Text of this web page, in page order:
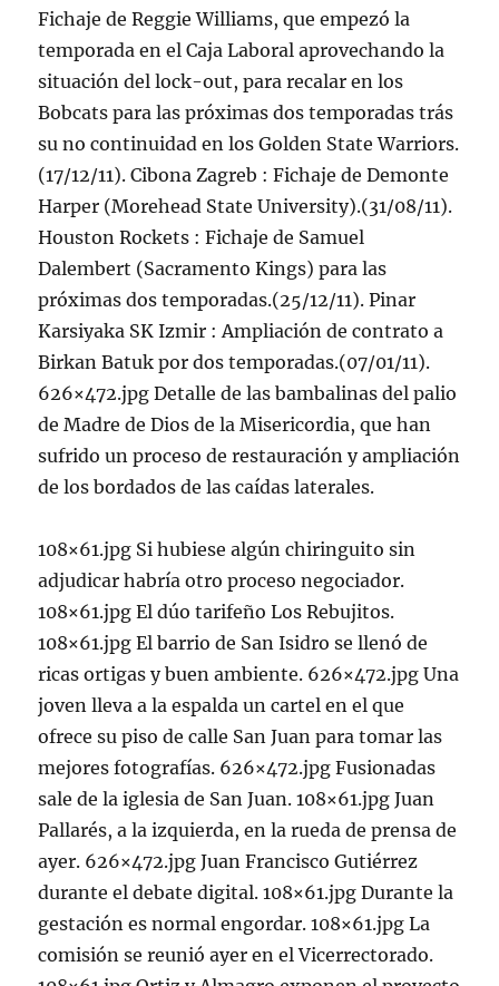
Fichaje de Reggie Williams, que empezó la
temporada en el Caja Laboral aprovechando la
situación del lock-out, para recalar en los
Bobcats para las próximas dos temporadas trás
su no continuidad en los Golden State Warriors.
(17/12/11). Cibona Zagreb : Fichaje de Demonte
Harper (Morehead State University).(31/08/11).
Houston Rockets : Fichaje de Samuel
Dalembert (Sacramento Kings) para las
próximas dos temporadas.(25/12/11). Pinar
Karsiyaka SK Izmir : Ampliación de contrato a
Birkan Batuk por dos temporadas.(07/01/11).
626×472.jpg Detalle de las bambalinas del palio
de Madre de Dios de la Misericordia, que han
sufrido un proceso de restauración y ampliación
de los bordados de las caídas laterales.
108×61.jpg Si hubiese algún chiringuito sin
adjudicar habría otro proceso negociador.
108×61.jpg El dúo tarifeño Los Rebujitos.
108×61.jpg El barrio de San Isidro se llenó de
ricas ortigas y buen ambiente. 626×472.jpg Una
joven lleva a la espalda un cartel en el que
ofrece su piso de calle San Juan para tomar las
mejores fotografías. 626×472.jpg Fusionadas
sale de la iglesia de San Juan. 108×61.jpg Juan
Pallarés, a la izquierda, en la rueda de prensa de
ayer. 626×472.jpg Juan Francisco Gutiérrez
durante el debate digital. 108×61.jpg Durante la
gestación es normal engordar. 108×61.jpg La
comisión se reunió ayer en el Vicerrectorado.